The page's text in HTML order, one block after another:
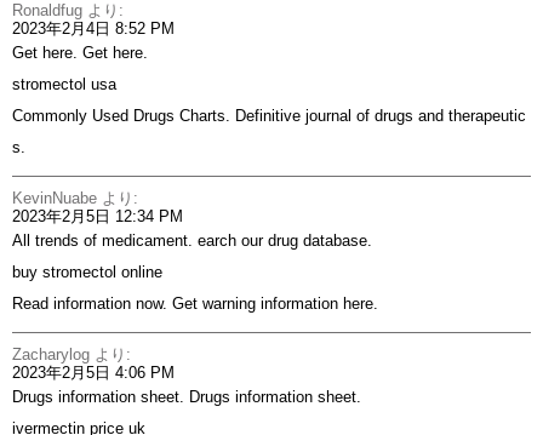
Ronaldfug より:
2023年2月4日 8:52 PM
Get here. Get here.
stromectol usa
Commonly Used Drugs Charts. Definitive journal of drugs and therapeutic
s.
KevinNuabe より:
2023年2月5日 12:34 PM
All trends of medicament. earch our drug database.
buy stromectol online
Read information now. Get warning information here.
Zacharylog より:
2023年2月5日 4:06 PM
Drugs information sheet. Drugs information sheet.
ivermectin price uk